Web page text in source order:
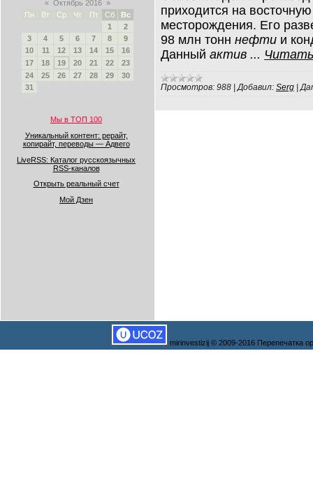
« Октябрь 2016 »
Пн
Вт Ср Чт Пт Сб
Вс
1
2
3
4 5 6 7 8
9
10
11 12 13 14 15
16
17
18 19 20 21 22
23
24
25 26 27 28 29
30
31
Мы в ТОП 100
Уникальный контент: рерайт,
копирайт, переводы — Адвего
LiveRSS: Каталог русскоязычных
RSS-каналов
Открыть реальный счет
Мой Дзен
приходится на
месторождения. Его
98 млн тонн нефти и
Данный актив ...
Просмотров: 988 | Добавил: Serg |
mirinvestizij © 2009-2016 Перепечатка